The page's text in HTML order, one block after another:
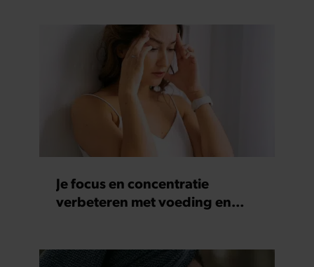
Je focus en concentratie
verbeteren met voeding en